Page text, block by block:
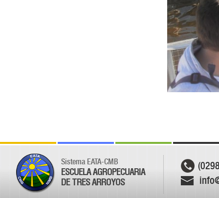
Sistema EATA-CMB
ESCUELA AGROPECUARIA
DE TRES ARROYOS